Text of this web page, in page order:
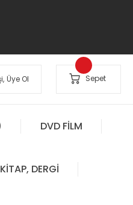
Üye Ol Sepet
DVD FİLM
KİTAP, DERGİ